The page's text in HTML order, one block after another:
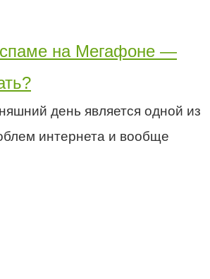
на Мегафоне —
день является одной из
интернета и вообще